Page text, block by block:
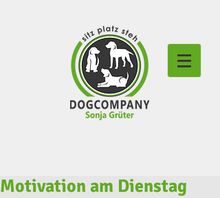
Motivation am Dienstag